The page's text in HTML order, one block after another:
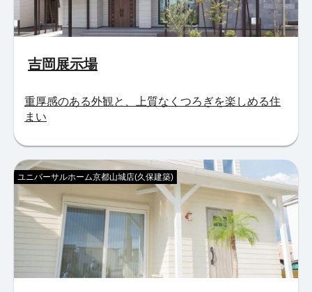
吉岡展示場
重厚感のある外観と、上質なくつろぎを楽しめる住
まい
ユニバーサルホーム京都山城店(久保建築)